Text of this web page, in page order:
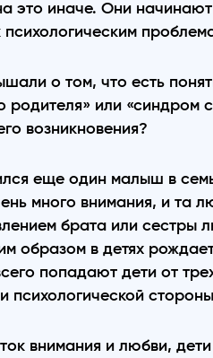
это иначе. Они
психологическим
о том, что есть
родителя» или «синдром
возникновения?
еще один малыш в
много внимания, и та
брата или сестры
образом в детях
попадают дети от
психологической
внимания и любви,